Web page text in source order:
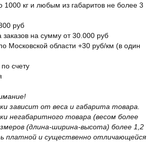
1000 кг и любым из габаритов не более 3
руб
заказов на сумму от 30.000 руб
Московской области +30 руб/км (в один
счету
зависит от веса и габарита товара.
негабаритного товара (весом более
(длина-ширина-высота) более 1,2
и существенно отличающейся